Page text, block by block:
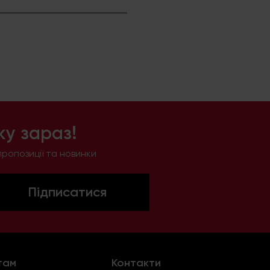
зараз!
та новинки
Підписатися
Контакти